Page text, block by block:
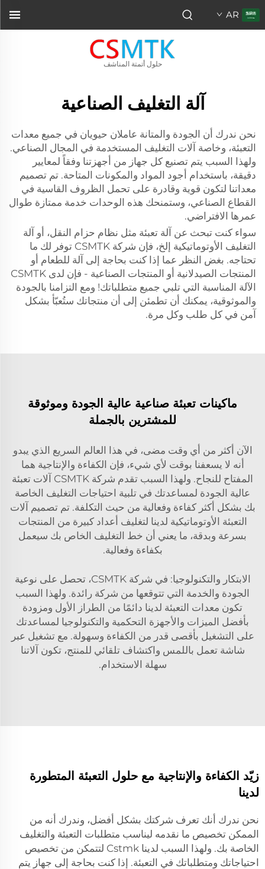
AR
حلول أتمتة المناشف
آلة التغليف الصناعية
نحن ندرك أن الجودة والمتانة عاملان حيويان في جميع معدات
التعبئة، وخاصة آلات التغليف المستخدمة في المجال الصناعي.
ولهذا السبب يتم تصنيع كل جهاز من أجهزتنا وفقاً لمعايير
دقيقة، باستخدام أجود المواد والمكونات المتاحة. تم تصميم
معداتنا لتكون قوية وقادرة على تحمل الظروف القاسية في
القطاع الصناعي، وستمنحك هذه الوحدات خدمة ممتازة طوال
عمرها الافتراضي.
سواء كنت تبحث عن آلة تعبئة مثل نظام حزام النقل، أو آلة
التغليف الأوتوماتيكية إلخ، فإن شركة CSMTK توفر لك ما
تحتاجه. بغض النظر عما إذا كنت بحاجة إلى آلة للطعام أو
المنتجات الصيدلانية أو المنتجات الصناعية - فإن لدى CSMTK
الآلة المناسبة التي تلبي جميع متطلباتك! ومع التزامنا بالجودة
والموثوقية، يمكنك أن تطمئن إلى أن منتجاتك ستُعبّأ بشكل
آمن في كل طلب وكل مرة.
ماكينات تعبئة صناعية عالية الجودة وموثوقة
للمشترين بالجملة
الآن أكثر من أي وقت مضى، في هذا العالم السريع الذي يبدو
أنه لا يسعفنا بوقت لأي شيء، فإن الكفاءة والإنتاجية هما
المفتاح للنجاح. ولهذا السبب تقدم شركة CSMTK آلات تعبئة
عالية الجودة لمساعدتك في تلبية احتياجات التغليف الخاصة
بك بشكل أكثر كفاءة وفعالية من حيث التكلفة. تم تصميم آلات
التعبئة الأوتوماتيكية لدينا لتغليف أعداد كبيرة من المنتجات
بسرعة وبدقة، ما يعني أن خط التغليف الخاص بك سيعمل
بكفاءة وفعالية.
الابتكار والتكنولوجيا: في شركة CSMTK، تحصل على نوعية
الجودة والخدمة التي تتوقعها من شركة رائدة. ولهذا السبب
تكون معدات التعبئة لدينا دائمًا من الطراز الأول ومزودة
بأفضل الميزات والأجهزة التحكمية والتكنولوجيا لمساعدتك
على التشغيل بأقصى قدر من الكفاءة وسهولة. مع تشغيل عبر
شاشة تعمل باللمس واكتشاف تلقائي للمنتج، تكون آلاتنا
سهلة الاستخدام.
زيّد الكفاءة والإنتاجية مع حلول التعبئة المتطورة
لدينا
نحن ندرك أنك تعرف شركتك بشكل أفضل، وندرك أنه من
الممكن تخصيص ما نقدمه ليناسب متطلبات التعبئة والتغليف
الخاصة بك. ولهذا السبب لدينا Cstmk لتتمكن من تخصيص
احتياجاتك ومتطلباتك في التعبئة. إذا كنت بحاجة إلى جهاز يتم